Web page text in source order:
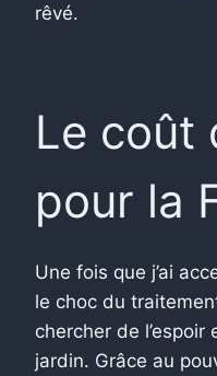
rêvé.
Le coût
pour la
Une fois que j’ai
le choc du
chercher de
jardin. Grâce au